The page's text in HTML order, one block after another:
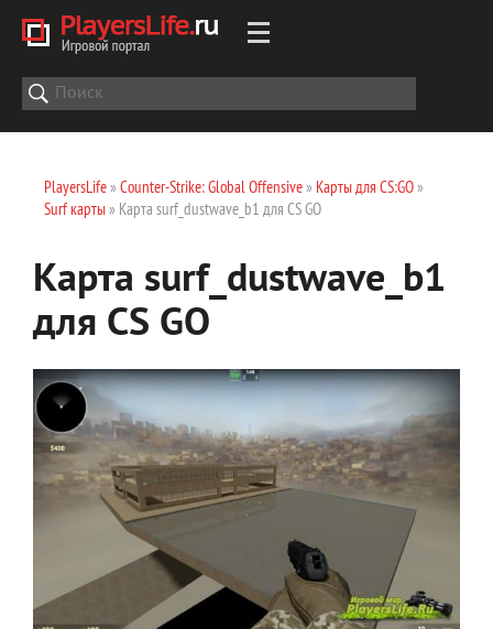
PlayersLife» Counter-Strike: Global Offensive» Карты для CS:GO»
Surf карты» Карта surf_dustwave_b1 для CS GO
Карта surf_dustwave_b1
для CS GO